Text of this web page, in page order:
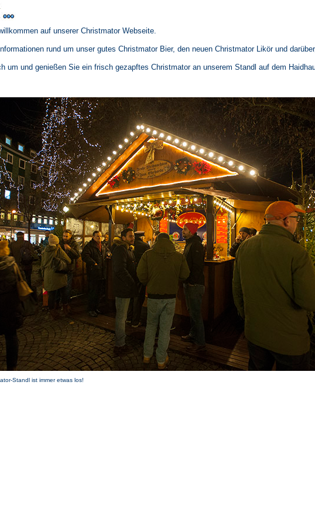
auf unserer Christmator Webseite.
rund um unser gutes Christmator Bier, den neuen Christmator Likör und
um und genießen Sie ein frisch gezapftes Christmator an unserem Standl auf dem
Standl ist immer etwas los!